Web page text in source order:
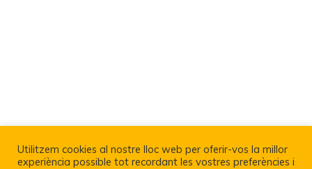
Utilitzem cookies al nostre lloc web per oferir-vos la millor
experiència possible tot recordant les vostres preferències i